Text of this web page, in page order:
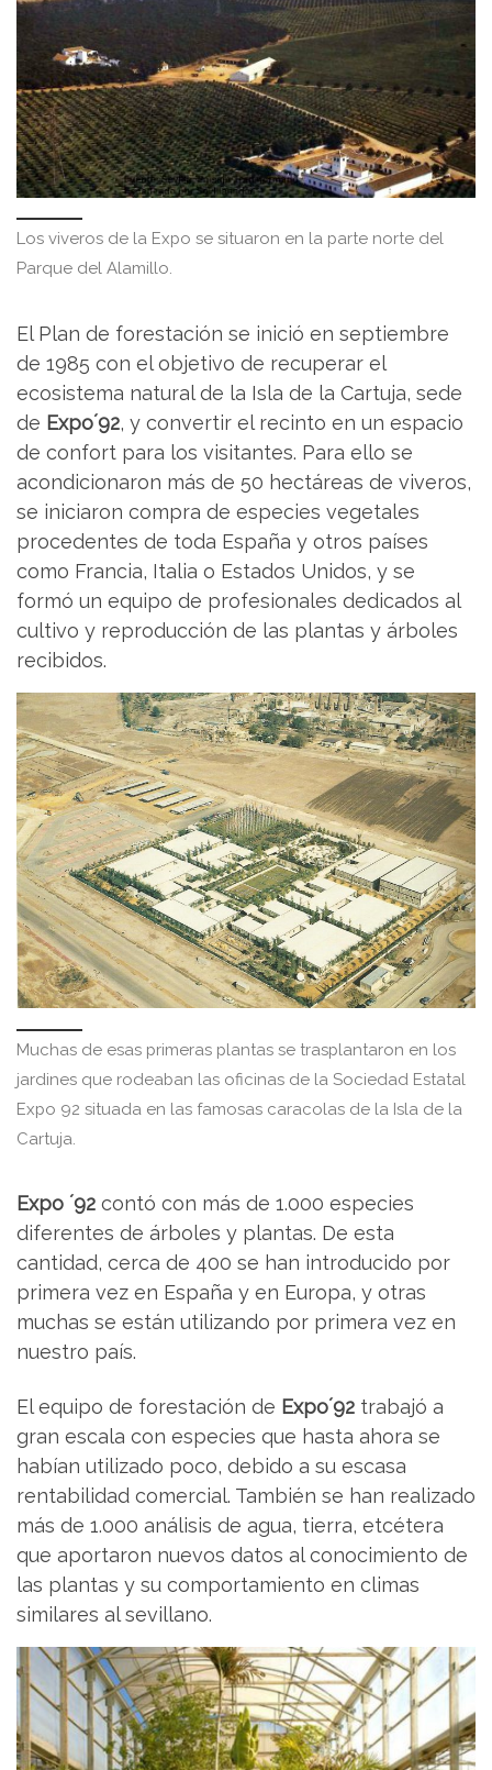
Los viveros de la Expo se situaron en la parte norte del
Parque del Alamillo.
El Plan de forestación se inició en septiembre
de 1985 con el objetivo de recuperar el
ecosistema natural de la Isla de la Cartuja, sede
de Expo´92, y convertir el recinto en un espacio
de confort para los visitantes. Para ello se
acondicionaron más de 50 hectáreas de viveros,
se iniciaron compra de especies vegetales
procedentes de toda España y otros países
como Francia, Italia o Estados Unidos, y se
formó un equipo de profesionales dedicados al
cultivo y reproducción de las plantas y árboles
recibidos.
Muchas de esas primeras plantas se trasplantaron en los
jardines que rodeaban las oficinas de la Sociedad Estatal
Expo 92 situada en las famosas caracolas de la Isla de la
Cartuja.
Expo ´92 contó con más de 1.000 especies
diferentes de árboles y plantas. De esta
cantidad, cerca de 400 se han introducido por
primera vez en España y en Europa, y otras
muchas se están utilizando por primera vez en
nuestro país.
El equipo de forestación de Expo´92 trabajó a
gran escala con especies que hasta ahora se
habían utilizado poco, debido a su escasa
rentabilidad comercial. También se han realizado
más de 1.000 análisis de agua, tierra, etcétera
que aportaron nuevos datos al conocimiento de
las plantas y su comportamiento en climas
similares al sevillano.